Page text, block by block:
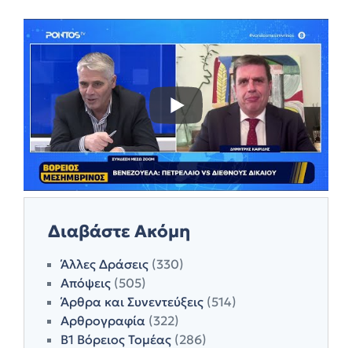
Διαβάστε Ακόμη
Άλλες Δράσεις (330)
Απόψεις (505)
Άρθρα και Συνεντεύξεις (514)
Αρθρογραφία (322)
Β1 Βόρειος Τομέας (286)